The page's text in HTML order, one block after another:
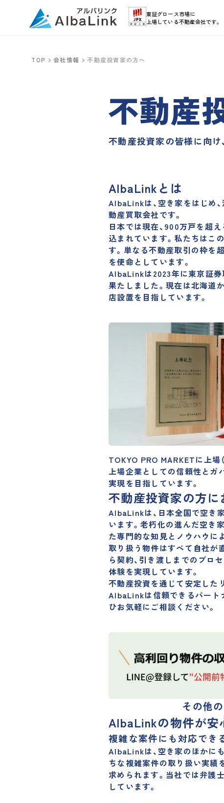
東証グロース市場に
上場している不動産会社です。
TOP 会社情報 不動産投資家の方へ
不動産
不動産投資家の皆様に向け
AlbaLinkとは
AlbaLinkは、空き家をはじめ
動産買取会社です。
日本では現在、900万戸を超え
込まれています。私たちはこ
す。単なる不動産取引の枠を
を使命としています。
AlbaLinkは2023年に東京証券
果たしました。現在は北海道
店設置を目指しています。
TOKYO PRO MARKETに上場
上場企業としての信頼性とガ
実現を目指しています。
不動産投資家の方に
AlbaLinkは、日本全国で空き
います。老朽化の進んだ空き
た専門的な知見とノウハウに
取り扱う物件はすべて自社が
ら契約、引き渡しまでのプロ
体験を実現しています。
不動産投資を通じて安定した
AlbaLinkは信頼できるパート
ひお気軽にご相談ください。
その他
AlbaLinkの物件が安
複雑な案件にも対応でき
AlbaLinkは、空き家のほかに
ちな複雑案件の取り扱い実績
求められます。当社では弁護
しています。